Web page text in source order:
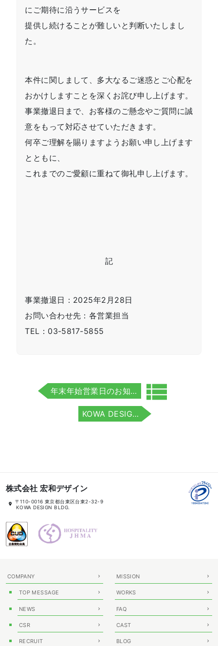
にご期待に沿うサービスを
提供し続けることが難しいと判断いたしまし
た。
本件に関しまして、多大なるご迷惑とご心配を
おかけしますことを深くお詫び申し上げます。
事業撤退日まで、お客様のご懸念やご質問に誠
意をもって対応させていただきます。
何卒ご理解を賜りますようお願い申し上げます
とともに、
これまでのご愛顧に重ねて御礼申し上げます。
記
事業撤退日：2025年2月28日
お問い合わせ先：各営業担当
TEL：03-5817-5855
投
稿
ン
PREV
年末年始営業日のお知… view_list
KOWA DESIG… NEXT
株式会社 宏和デザイン
所
在
〒110-0016 東京都台東区台東2-32-9
KOWA DESIGN BLDG.
COMPANY
TOP MESSAGE
NEWS
CSR
RECRUIT
MISSION
WORKS
FAQ
CAST
BLOG